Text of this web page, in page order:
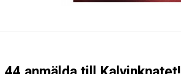
SPELA I STAVSTEN HK